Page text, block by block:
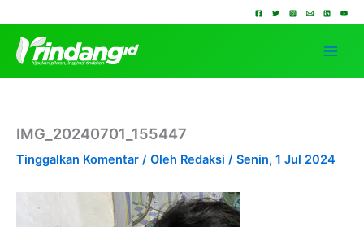
ke
konten
IMG_20240701_155447
Tinggalkan Komentar / Oleh Redaksi / Senin, 1 Jul 2024